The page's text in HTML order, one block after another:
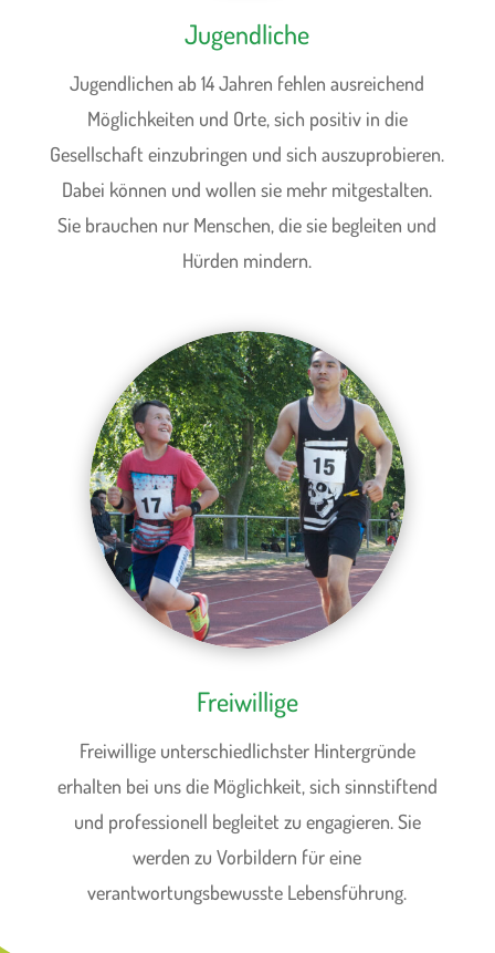
Jugendliche
Jugendlichen ab 14 Jahren fehlen ausreichend
Möglichkeiten und Orte, sich positiv in die
Gesellschaft einzubringen und sich auszuprobieren.
Dabei können und wollen sie mehr mitgestalten.
Sie brauchen nur Menschen, die sie begleiten und
Hürden mindern.
Freiwillige
Freiwillige unterschiedlichster Hintergründe
erhalten bei uns die Möglichkeit, sich sinnstiftend
und professionell begleitet zu engagieren. Sie
werden zu Vorbildern für eine
verantwortungsbewusste Lebensführung.